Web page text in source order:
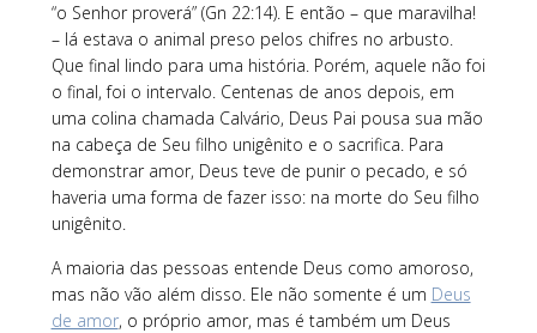
“o Senhor proverá” (Gn 22:14). E então – que maravilha!
– lá estava o animal preso pelos chifres no arbusto.
Que final lindo para uma história. Porém, aquele não foi
o final, foi o intervalo. Centenas de anos depois, em
uma colina chamada Calvário, Deus Pai pousa sua mão
na cabeça de Seu filho unigênito e o sacrifica. Para
demonstrar amor, Deus teve de punir o pecado, e só
haveria uma forma de fazer isso: na morte do Seu filho
unigênito.
A maioria das pessoas entende Deus como amoroso,
mas não vão além disso. Ele não somente é um Deus
de amor, o próprio amor, mas é também um Deus